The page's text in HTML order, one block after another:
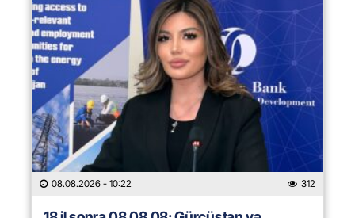
08.08.2026 - 10:22 312